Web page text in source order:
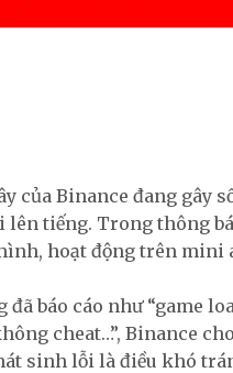
của Binance đang gây
lên tiếng. Trong thông
hoạt động trên mini
báo cáo như “game
cheat…”, Binance
sinh lỗi là điều khó